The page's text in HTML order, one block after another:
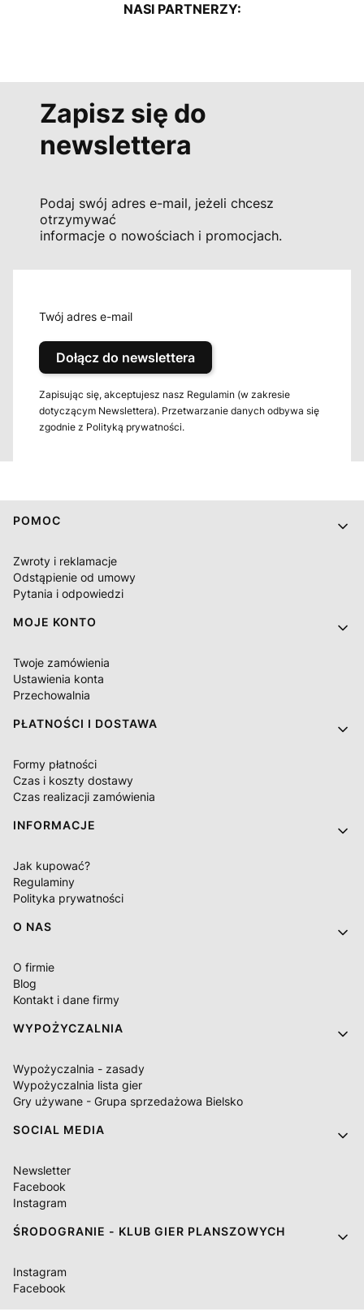
NASI PARTNERZY:
Zapisz się do
newslettera
Podaj swój adres e-mail, jeżeli chcesz
otrzymywać
informacje o nowościach i promocjach.
Twój adres e-mail
Dołącz do newslettera
Zapisując się, akceptujesz nasz Regulamin (w zakresie
dotyczącym Newslettera). Przetwarzanie danych odbywa się
zgodnie z Polityką prywatności.
Linki w stopce
POMOC
Zwroty i reklamacje
Odstąpienie od umowy
Pytania i odpowiedzi
MOJE KONTO
Twoje zamówienia
Ustawienia konta
Przechowalnia
PŁATNOŚCI I DOSTAWA
Formy płatności
Czas i koszty dostawy
Czas realizacji zamówienia
INFORMACJE
Jak kupować?
Regulaminy
Polityka prywatności
O NAS
O firmie
Blog
Kontakt i dane firmy
WYPOŻYCZALNIA
Wypożyczalnia - zasady
Wypożyczalnia lista gier
Gry używane - Grupa sprzedażowa Bielsko
SOCIAL MEDIA
Newsletter
Facebook
Instagram
ŚRODOGRANIE - KLUB GIER PLANSZOWYCH
Instagram
Facebook